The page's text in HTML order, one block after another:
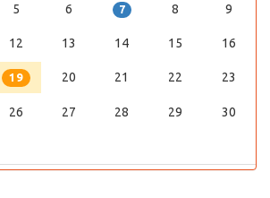
5 6 7 8 9
12 13 14 15 16
19 20 21 22 23
26 27 28 29 30